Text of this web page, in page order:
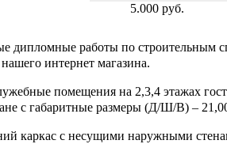
5.000 руб.
работы по строительным
интернет магазина.
помещения на 2,3,4 этажах
с габаритные размеры (Д/Ш/В) –
каркас с несущими наружными